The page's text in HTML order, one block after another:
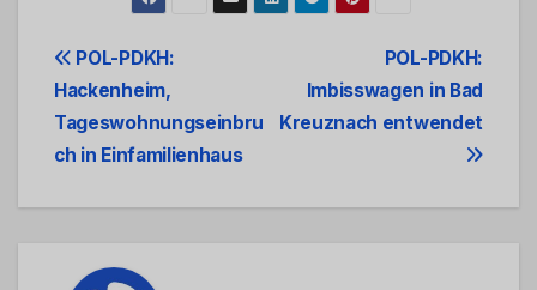
Beitrags-
Navigation
POL-PDKH:
Imbisswagen in Bad
Kreuznach entwendet
POL-PDKH:
Hackenheim,
Tageswohnungseinbru
ch in Einfamilienhaus